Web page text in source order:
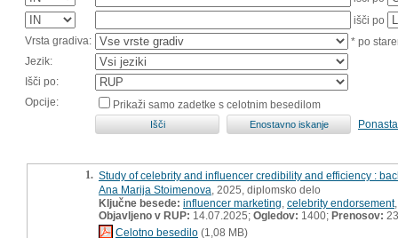
išči po
Vrsta gradiva:
* po
Jezik:
Išči po:
Opcije:
Prikaži samo zadetke s celotnim besedilom
1. Study of celebrity and influencer credibility and efficiency :
Ana Marija Stoimenova , 2025, diplomsko delo
Ključne besede: influencer marketing celebrity endorsement
Objavljeno v RUP: 14.07.2025; Ogledov: 1400; Prenosov: 23
Celotno besedilo (1,08 MB)